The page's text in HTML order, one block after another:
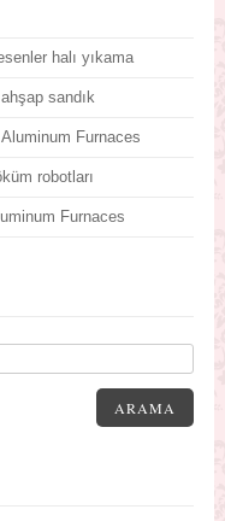
halı yıkama
ahşap sandık
Aluminum Furnaces
robotları
Furnaces
ARAMA